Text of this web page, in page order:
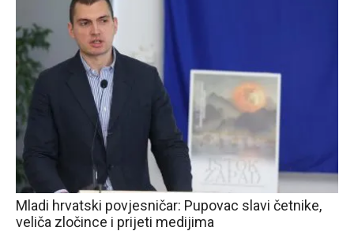
Mladi hrvatski povjesničar: Pupovac slavi četnike,
veliča zločince i prijeti medijima